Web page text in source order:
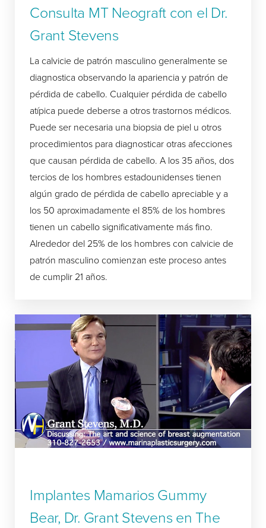
Consulta MT Neograft con el Dr.
Grant Stevens
La calvicie de patrón masculino generalmente se
diagnostica observando la apariencia y patrón de
pérdida de cabello. Cualquier pérdida de cabello
atípica puede deberse a otros trastornos médicos.
Puede ser necesaria una biopsia de piel u otros
procedimientos para diagnosticar otras afecciones
que causan pérdida de cabello. A los 35 años, dos
tercios de los hombres estadounidenses tienen
algún grado de pérdida de cabello apreciable y a
los 50 aproximadamente el 85% de los hombres
tienen un cabello significativamente más fino.
Alrededor del 25% de los hombres con calvicie de
patrón masculino comienzan este proceso antes
de cumplir 21 años.
Implantes Mamarios Gummy
Bear, Dr. Grant Stevens en The